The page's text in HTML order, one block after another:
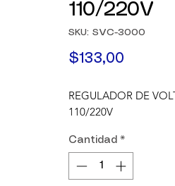
110/220V
SKU: SVC-3000
$133,00
REGULADOR DE
110/220V
Cantidad *